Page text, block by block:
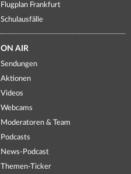
Flugplan Frankfurt
Schulausfälle
ON AIR
Sendungen
Aktionen
Videos
Webcams
Moderatoren & Team
Podcasts
News-Podcast
Themen-Ticker